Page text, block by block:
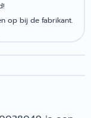
op bij de fabrikant.